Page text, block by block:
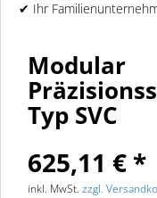
✔ Ihr
Modular
Typ SVC
625,11 € *
inkl. MwSt. zzgl.